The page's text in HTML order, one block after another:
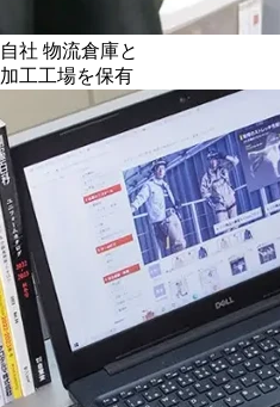
自社 物流倉庫と
加工工場を保有